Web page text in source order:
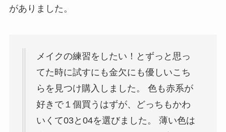
がありました。
メイクの練習をしたい！とずっと思っ
てた時に試すにも金欠にも優しいこち
らを見つけ購入しました。 色も赤系が
好きで１個買うはずが、どっちもかわ
いくて03と04を選びました。 薄い色は